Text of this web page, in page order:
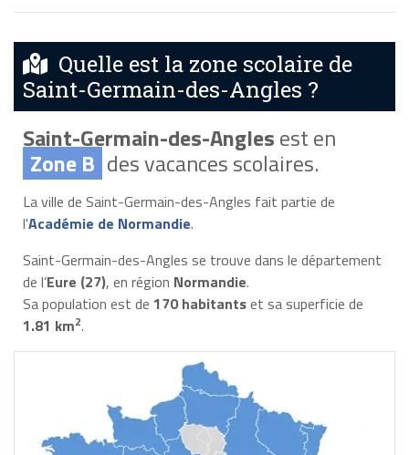
Quelle est la zone scolaire de
Saint-Germain-des-Angles ?
Saint-Germain-des-Anglesest en
Zone B des vacances scolaires.
La ville de Saint-Germain-des-Angles fait partie de
l'Académie de Normandie.
Saint-Germain-des-Angles se trouve dans le département
de l’Eure (27), en région Normandie.
Sa population est de 170 habitantset sa superficie de
1.81 km2.